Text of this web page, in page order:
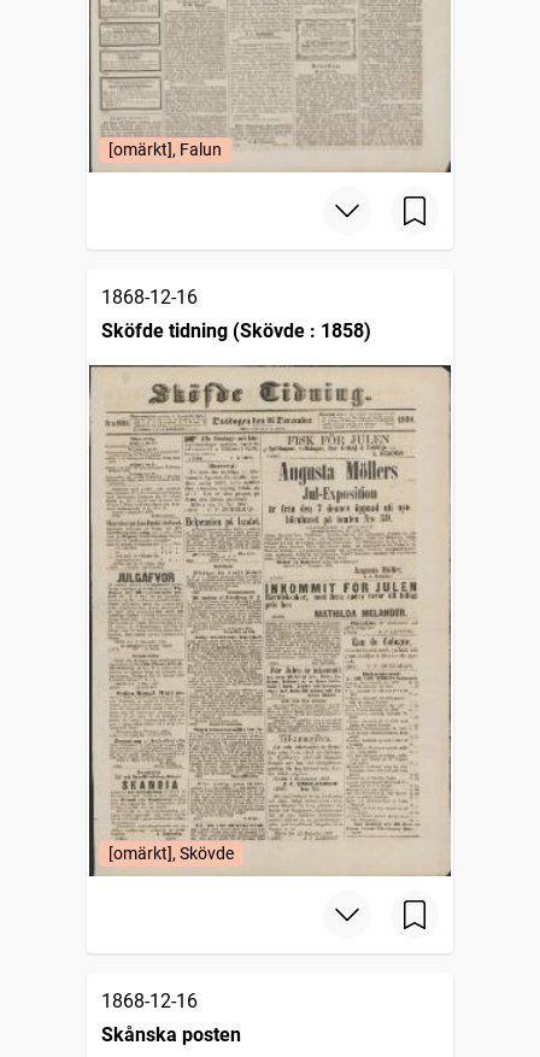
[omärkt], Falun
1868-12-16
Sköfde tidning (Skövde : 1858)
[omärkt], Skövde
1868-12-16
Skånska posten